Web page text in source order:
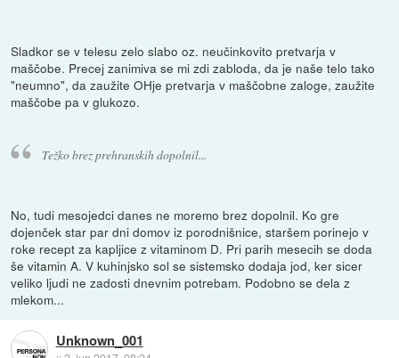
Sladkor se v telesu zelo slabo oz. neučinkovito pretvarja v
maščobe. Precej zanimiva se mi zdi zabloda, da je naše telo tako
"neumno", da zaužite OHje pretvarja v maščobne zaloge, zaužite
maščobe pa v glukozo.
Težko brez prehranskih dopolnil...
No, tudi mesojedci danes ne moremo brez dopolnil. Ko gre
dojenček star par dni domov iz porodnišnice, staršem porinejo v
roke recept za kapljice z vitaminom D. Pri parih mesecih se doda
še vitamin A. V kuhinjsko sol se sistemsko dodaja jod, ker sicer
veliko ljudi ne zadosti dnevnim potrebam. Podobno se dela z
mlekom...
Unknown_001